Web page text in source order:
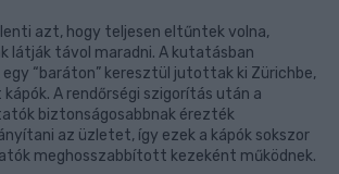
azt, hogy teljesen eltűntek volna,
látják távol maradni. A kutatásban
“baráton” keresztül jutottak ki Zürichbe,
A rendőrségi szigorítás után a
biztonságosabbnak érezték
az üzletet, így ezek a kápók sokszor
meghosszabbított kezeként működnek.